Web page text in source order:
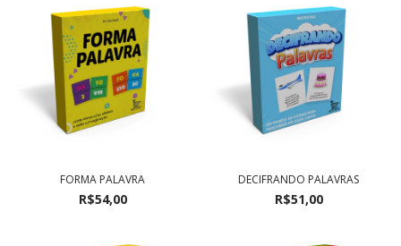
FORMA PALAVRA
R$54,00
DECIFRANDO PALAVRAS
R$51,00